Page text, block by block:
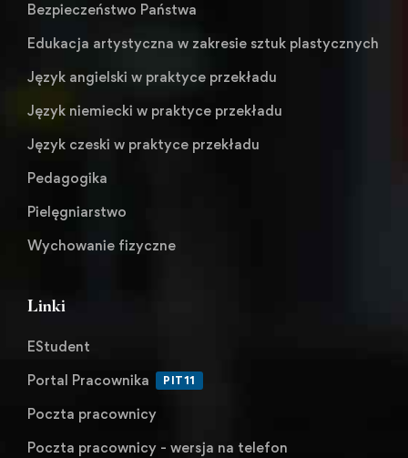
Bezpieczeństwo Państwa
Edukacja artystyczna w zakresie sztuk plastycznych
Język angielski w praktyce przekładu
Język niemiecki w praktyce przekładu
Język czeski w praktyce przekładu
Pedagogika
Pielęgniarstwo
Wychowanie fizyczne
Linki
EStudent
Portal Pracownika
PIT11
Poczta pracownicy
Poczta pracownicy - wersja na telefon